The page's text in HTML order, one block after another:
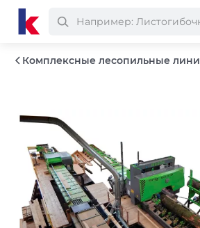
Комплексные лесопильные